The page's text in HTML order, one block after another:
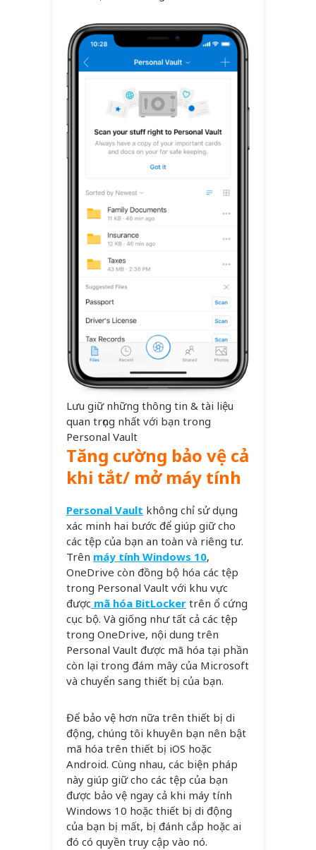
Lưu giữ những thông tin & tài liệu
quan trọng nhất với bạn trong
Personal Vault
Tăng cường bảo vệ cả
khi tắt/ mở máy tính
Personal Vault không chỉ sử dụng
xác minh hai bước để giúp giữ cho
các tệp của bạn an toàn và riêng tư.
Trên máy tính Windows 10,
OneDrive còn đồng bộ hóa các tệp
trong Personal Vault với khu vực
được mã hóa BitLocker trên ổ cứng
cục bộ. Và giống như tất cả các tệp
trong OneDrive, nội dung trên
Personal Vault được mã hóa tại phần
còn lại trong đám mây của Microsoft
và chuyển sang thiết bị của bạn.
Để bảo vệ hơn nữa trên thiết bị di
động, chúng tôi khuyên bạn nên bật
mã hóa trên thiết bị iOS hoặc
Android. Cùng nhau, các biện pháp
này giúp giữ cho các tệp của bạn
được bảo vệ ngay cả khi máy tính
Windows 10 hoặc thiết bị di động
của bạn bị mất, bị đánh cắp hoặc ai
đó có quyền truy cập vào nó.